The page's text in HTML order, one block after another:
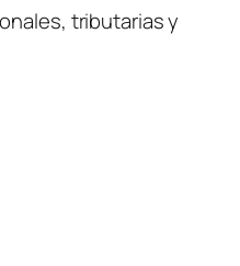
tributarias y